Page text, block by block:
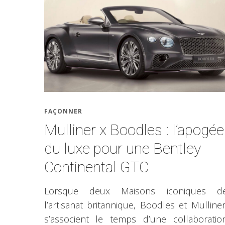
FAÇONNER
Mulliner x Boodles : l’apogée
du luxe pour une Bentley
Continental GTC
Lorsque deux Maisons iconiques
l’artisanat britannique, Boodles et
s’associent le temps d’une